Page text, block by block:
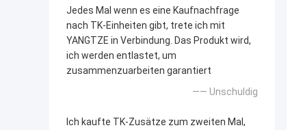
Jedes Mal wenn es eine Kaufnachfrage
nach TK-Einheiten gibt, trete ich mit
YANGTZE in Verbindung. Das Produkt wird,
ich werden entlastet, um
zusammenzuarbeiten garantiert
—— Unschuldig
Ich kaufte TK-Zusätze zum zweiten Mal,